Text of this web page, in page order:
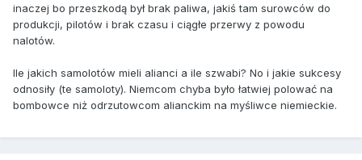
inaczej bo przeszkodą był brak paliwa, jakiś tam surowców do
produkcji, pilotów i brak czasu i ciągłe przerwy z powodu
nalotów.
Ile jakich samolotów mieli alianci a ile szwabi? No i jakie sukcesy
odnosiły (te samoloty). Niemcom chyba było łatwiej polować na
bombowce niż odrzutowcom alianckim na myśliwce niemieckie.